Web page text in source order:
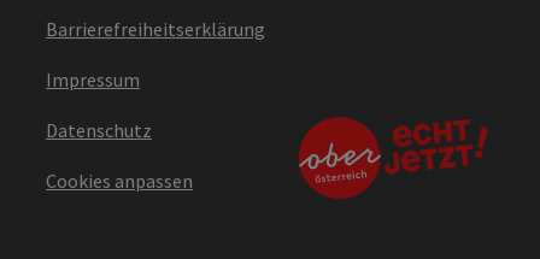
Barrierefreiheitserklärung
Impressum
Datenschutz
Cookies anpassen